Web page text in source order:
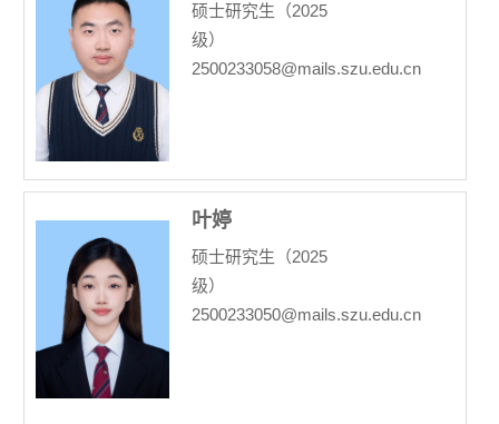
硕士研究生（2025
级）
2500233058@mails.szu.edu.cn
叶婷
硕士研究生（2025
级）
2500233050@mails.szu.edu.cn